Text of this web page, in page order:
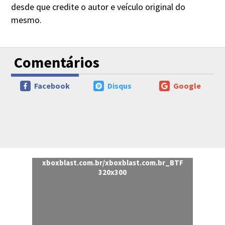
desde que credite o autor e veículo original do
mesmo.
Comentários
Google
Disqus
Facebook
xboxblast.com.br/xboxblast.com.br_BTF
320x300